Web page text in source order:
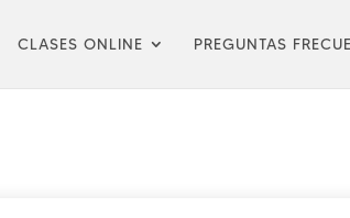
CLASES ONLINE PREGUNTAS